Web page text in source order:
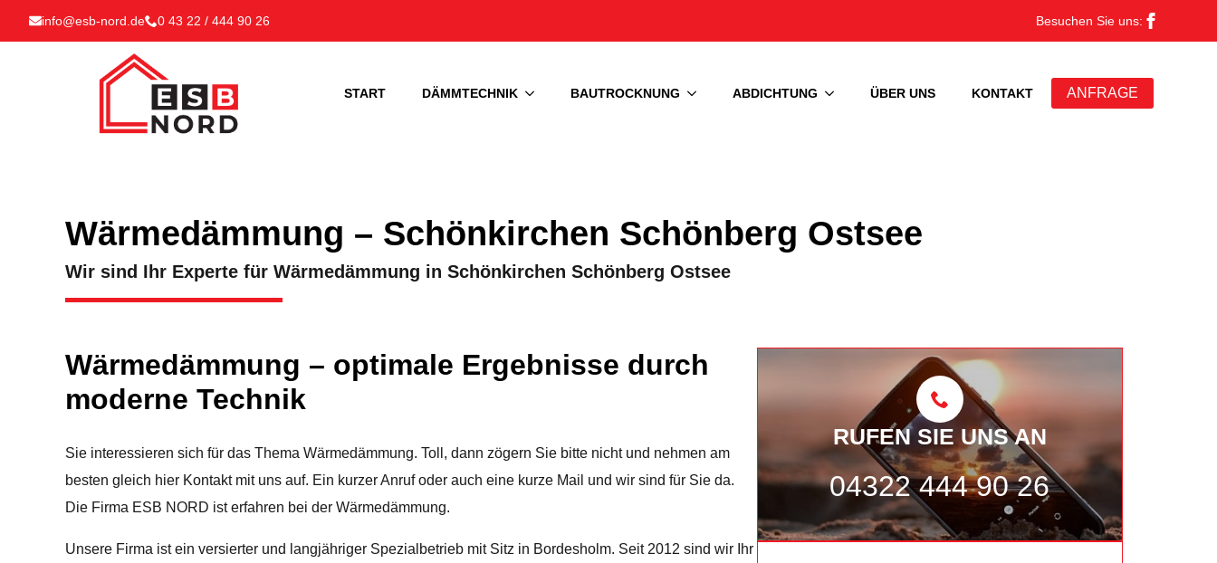
info@esb-nord.de 0 43 22 / 444 90 26 Besuchen Sie uns:
START DÄMMTECHNIK BAUTROCKNUNG ABDICHTUNG ÜBER UNS KONTAKT ANFRAGE
Wärmedämmung – Schönkirchen Schönberg Ostsee
Wir sind Ihr Experte für Wärmedämmung in Schönkirchen Schönberg Ostsee
Wärmedämmung – optimale Ergebnisse durch
moderne Technik
Sie interessieren sich für das Thema Wärmedämmung. Toll, dann zögern Sie bitte nicht und nehmen am
besten gleich hier Kontakt mit uns auf. Ein kurzer Anruf oder auch eine kurze Mail und wir sind für Sie da.
Die Firma ESB NORD ist erfahren bei der Wärmedämmung.
Unsere Firma ist ein versierter und langjähriger Spezialbetrieb mit Sitz in Bordesholm. Seit 2012 sind wir Ihr
RUFEN SIE UNS AN
04322 444 90 26